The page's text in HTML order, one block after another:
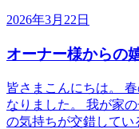
2026年3月22日
オーナー様からの
皆さまこんにちは。
なりました。 我が家
の気持ちが交錯して